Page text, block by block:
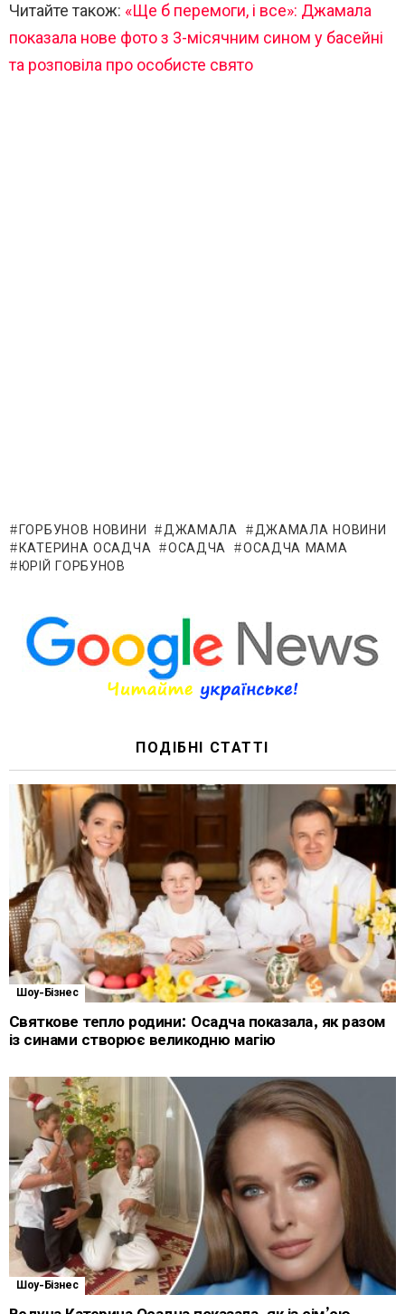
Читайте також: «Ще б перемоги, і все»: Джамала
показала нове фото з 3-місячним сином у басейні
та розповіла про особисте свято
ГОРБУНОВ НОВИНИ ДЖАМАЛА
ДЖАМАЛА НОВИНИ
КАТЕРИНА ОСАДЧА
ОСАДЧА
ОСАДЧА МАМА
ЮРІЙ ГОРБУНОВ
ПОДІБНІ СТАТТІ
Шоу-Бізнес
Святкове тепло родини: Осадча показала, як разом
із синами створює великодню магію
Шоу-Бізнес